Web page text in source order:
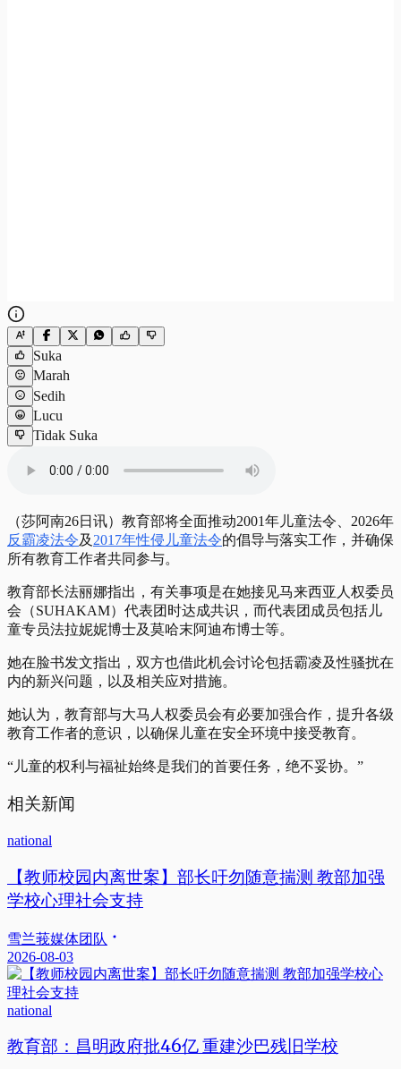
Suka
Marah
Sedih
Lucu
Tidak Suka
（莎阿南26日讯）教育部将全面推动2001年儿童法令、2026年
反霸凌法令及 2017年性侵儿童法令的倡导与落实工作，并确保
所有教育工作者共同参与。
教育部长法丽娜指出，有关事项是在她接见马来西亚人权委员
会（SUHAKAM）代表团时达成共识，而代表团成员包括儿
童专员法拉妮妮博士及莫哈末阿迪布博士等。
她在脸书发文指出，双方也借此机会讨论包括霸凌及性骚扰在
内的新兴问题，以及相关应对措施。
她认为，教育部与大马人权委员会有必要加强合作，提升各级
教育工作者的意识，以确保儿童在安全环境中接受教育。
“儿童的权利与福祉始终是我们的首要任务，绝不妥协。”
相关新闻
national
【教师校园内离世案】部长吁勿随意揣测 教部加强
学校心理社会支持
雪兰莪媒体团队
2026-08-03
national
教育部：昌明政府批46亿 重建沙巴残旧学校